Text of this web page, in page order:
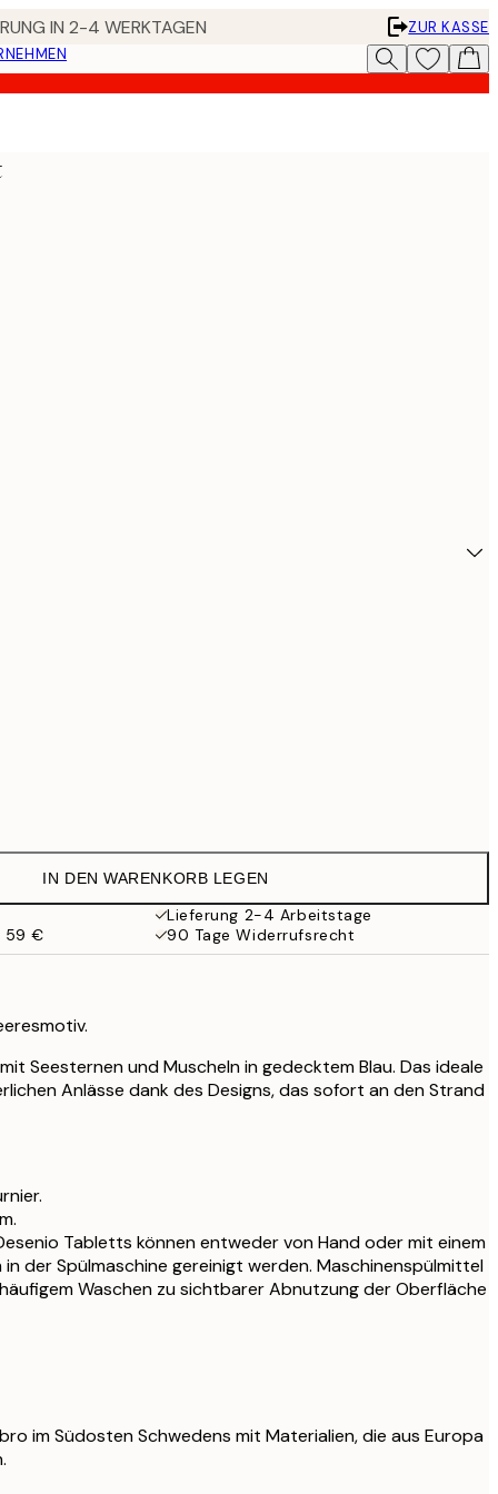
IN 2-4 WERKTAGEN
ZUR KASSE
IN DEN WARENKORB LEGEN
Lieferung 2-4 Arbeitstage
59 €
90 Tage Widerrufsrecht
Seesternen und Muscheln in gedecktem Blau. Das ideale
Anlässe dank des Designs, das sofort an den Strand
Tabletts können entweder von Hand oder mit einem
der Spülmaschine gereinigt werden. Maschinenspülmittel
Waschen zu sichtbarer Abnutzung der Oberfläche
im Südosten Schwedens mit Materialien, die aus Europa